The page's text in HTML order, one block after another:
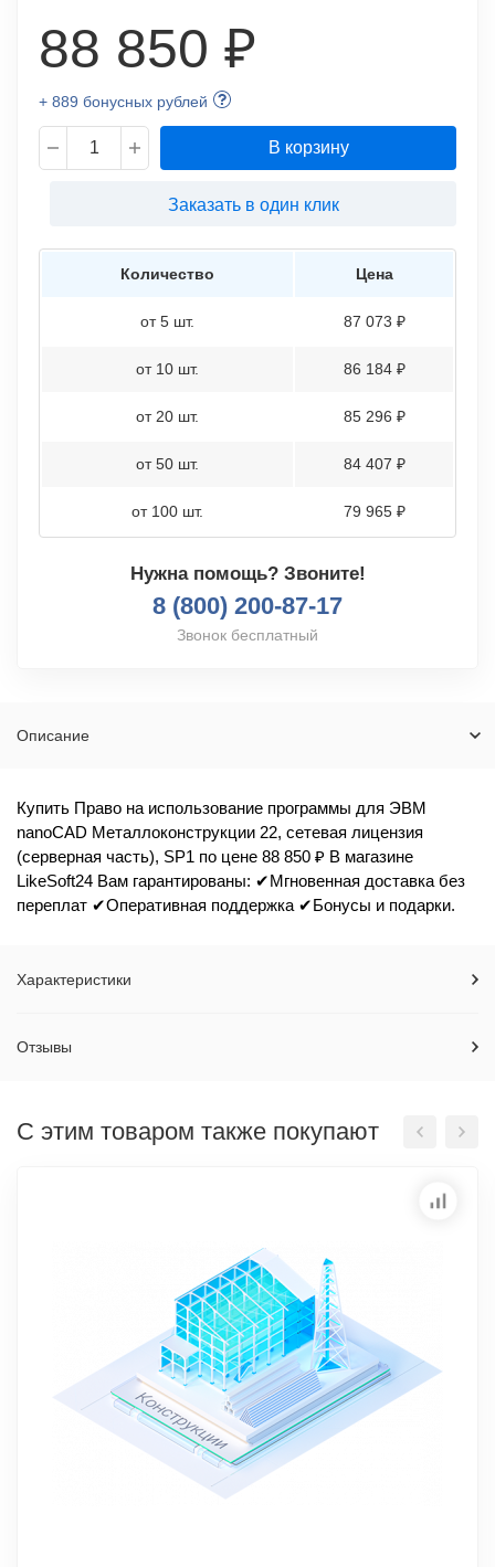
88 850 ₽
+ 889 бонусных рублей
В корзину
Заказать в один клик
Количество Цена
от 5 шт. 87 073 ₽
от 10 шт. 86 184 ₽
от 20 шт. 85 296 ₽
от 50 шт. 84 407 ₽
от 100 шт. 79 965 ₽
Нужна помощь? Звоните!
8 (800) 200-87-17
Звонок бесплатный
Описание
Купить Право на использование программы для ЭВМ
nanoCAD Металлоконструкции 22, сетевая лицензия
(серверная часть), SP1 по цене 88 850 ₽ В магазине
LikeSoft24 Вам гарантированы: ✔Мгновенная доставка без
переплат ✔Оперативная поддержка ✔Бонусы и подарки.
Характеристики
Отзывы
С этим товаром также покупают